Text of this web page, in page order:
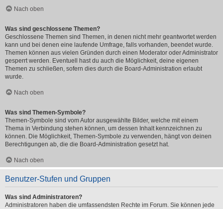
Nach oben
Was sind geschlossene Themen?
Geschlossene Themen sind Themen, in denen nicht mehr geantwortet werden
kann und bei denen eine laufende Umfrage, falls vorhanden, beendet wurde.
Themen können aus vielen Gründen durch einen Moderator oder Administrator
gesperrt werden. Eventuell hast du auch die Möglichkeit, deine eigenen
Themen zu schließen, sofern dies durch die Board-Administration erlaubt
wurde.
Nach oben
Was sind Themen-Symbole?
Themen-Symbole sind vom Autor ausgewählte Bilder, welche mit einem
Thema in Verbindung stehen können, um dessen Inhalt kennzeichnen zu
können. Die Möglichkeit, Themen-Symbole zu verwenden, hängt von deinen
Berechtigungen ab, die die Board-Administration gesetzt hat.
Nach oben
Benutzer-Stufen und Gruppen
Was sind Administratoren?
Administratoren haben die umfassendsten Rechte im Forum. Sie können jede